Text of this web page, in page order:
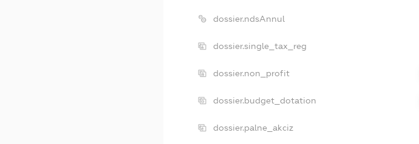
dossier.ndsAnnul
dossier.single_tax_reg
dossier.non_profit
dossier.budget_dotation
dossier.palne_akciz